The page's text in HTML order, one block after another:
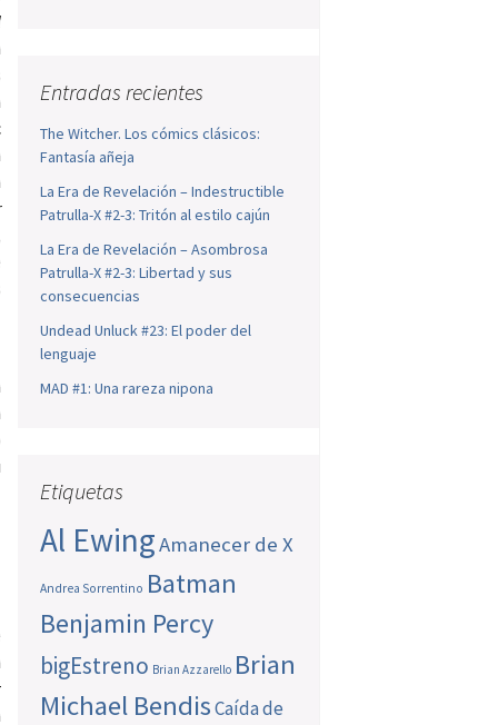
Entradas recientes
The Witcher. Los cómics clásicos:
Fantasía añeja
La Era de Revelación – Indestructible
Patrulla-X #2-3: Tritón al estilo cajún
La Era de Revelación – Asombrosa
Patrulla-X #2-3: Libertad y sus
consecuencias
Undead Unluck #23: El poder del
lenguaje
MAD #1: Una rareza nipona
Etiquetas
Al EwingAmanecer de X
Andrea Sorrentino Batman
Benjamin Percy
bigEstreno Brian Azzarello Brian
Michael BendisCaída de